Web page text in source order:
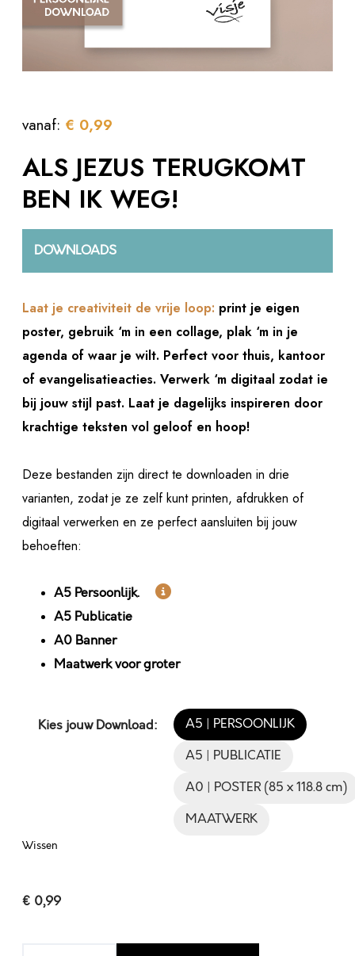
vanaf: € 0,99
ALS JEZUS TERUGKOMT
BEN IK WEG!
DOWNLOADS
Laat je creativiteit de vrije loop: print je eigen
poster, gebruik ‘m in een collage, plak ‘m in je
agenda of waar je wilt. Perfect voor thuis, kantoor
of evangelisatieacties. Verwerk ‘m digitaal zodat ie
bij jouw stijl past. Laat je dagelijks inspireren door
krachtige teksten vol geloof en hoop!
Deze bestanden zijn direct te downloaden in drie
varianten, zodat je ze zelf kunt printen, afdrukken of
digitaal verwerken en ze perfect aansluiten bij jouw
behoeften:
A5 Persoonlijk. 
A5 Publicatie
A0 Banner
Maatwerk voor groter
Kies jouw Download: A5 | PERSOONLIJK
A5 | PUBLICATIE
A0 | POSTER (85 x 118.8 cm)
MAATWERK
Wissen
€ 0,99